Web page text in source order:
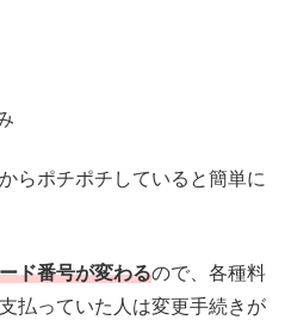
らポチポチしていると簡単に
ド番号が変わるので、各種料
払っていた人は変更手続きが